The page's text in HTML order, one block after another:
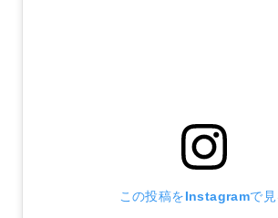
この投稿をInstagramで見